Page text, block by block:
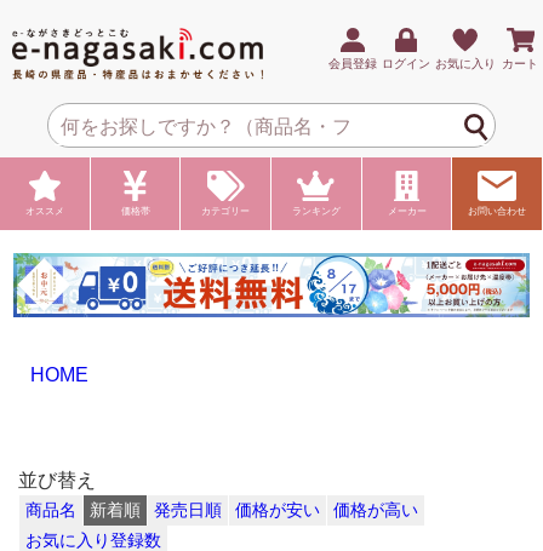
会員登録 ログイン お気に入り カート
オススメ 価格帯 カテゴリー ランキング メーカー お問い合わせ
HOME
並び替え
商品名 新着順 発売日順 価格が安い
価格が高い
お気に入り登録数